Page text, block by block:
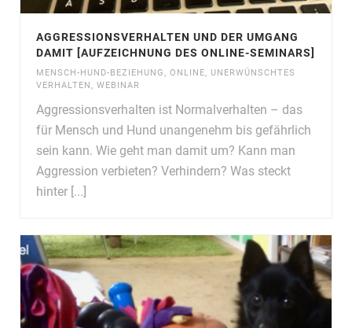
AGGRESSIONSVERHALTEN UND DER UMGANG
DAMIT [AUFZEICHNUNG DES ONLINE-SEMINARS]
MENSCH-HUND-BEZIEHUNG, ONLINE, UNERWÜNSCHTES
VERHALTEN , WEBINAR
Aggressionsverhalten ist Normalverhalten – das
für Mensch und Hund unangenehm bis gefährlich
sein kann. Wie geht man damit um? Kann man
Aggression verbieten? Verhindern? Was steckt
hinter [...]